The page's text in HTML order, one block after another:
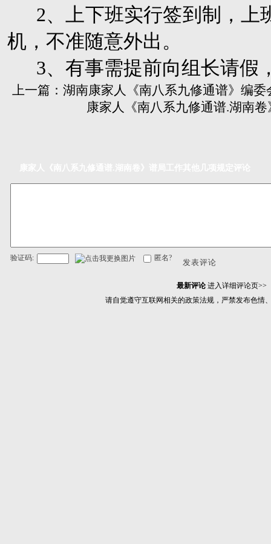
2、上下班实行签到制，上
机，不准随意外出。
3、有事需提前向组长请假
上一篇： 湖南康家人《南八系九修通谱》编
康家人《南八系九修通谱.湖南
验证码: 匿名? 发表评论
最新评论 进入详细评论页>>
请自觉遵守互联网相关的政策法规，严禁发布色情